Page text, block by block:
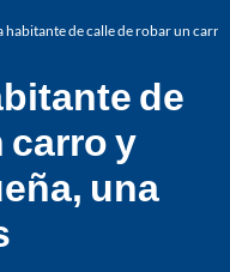
habitante de calle de robar un
de
carro y
una